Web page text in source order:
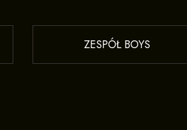
ZESPÓŁ BOYS